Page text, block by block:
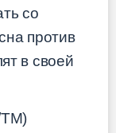
со
против
в своей
ТМ)